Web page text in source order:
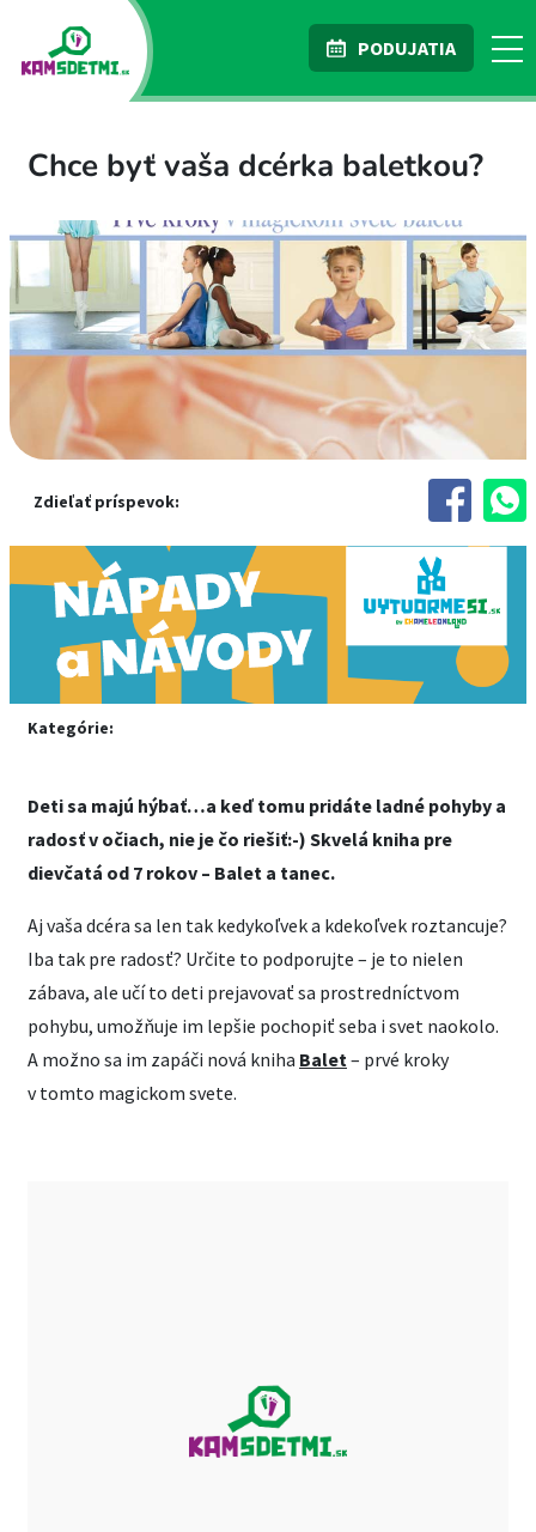
PODUJATIA
Chce byť vaša dcérka baletkou?
Zdieľať príspevok:
Kategórie:
Deti sa majú hýbať…a keď tomu pridáte ladné pohyby a
radosť v očiach, nie je čo riešiť:-) Skvelá kniha pre
dievčatá od 7 rokov – Balet a tanec.
Aj vaša dcéra sa len tak kedykoľvek a kdekoľvek roztancuje?
Iba tak pre radosť? Určite to podporujte – je to nielen
zábava, ale učí to deti prejavovať sa prostredníctvom
pohybu, umožňuje im lepšie pochopiť seba i svet naokolo.
A možno sa im zapáči nová kniha Balet– prvé kroky
v tomto magickom svete.